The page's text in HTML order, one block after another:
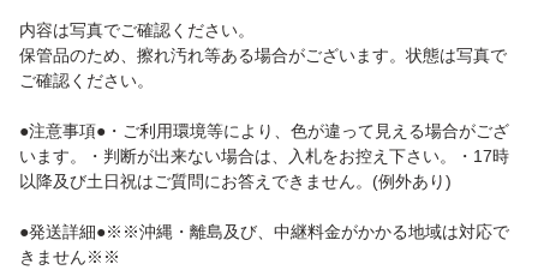
内容は写真でご確認ください。
保管品のため、擦れ汚れ等ある場合がございます。状態は写真で
ご確認ください。
●注意事項●・ご利用環境等により、色が違って見える場合がござ
います。・判断が出来ない場合は、入札をお控え下さい。・17時
以降及び土日祝はご質問にお答えできません。(例外あり)
●発送詳細●※※沖縄・離島及び、中継料金がかかる地域は対応で
きません※※